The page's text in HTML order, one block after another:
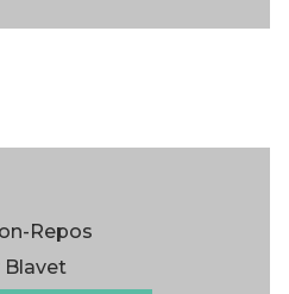
Repos
Blavet